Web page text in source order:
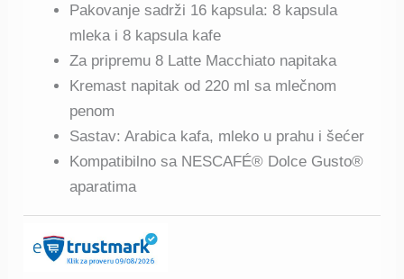
od 5 na
osnovu
ocene kupca
Pakovanje sadrži 16 kapsula: 8 kapsula
mleka i 8 kapsula kafe
Za pripremu 8 Latte Macchiato napitaka
Kremast napitak od 220 ml sa mlečnom
penom
Sastav: Arabica kafa, mleko u prahu i šećer
Kompatibilno sa NESCAFÉ® Dolce Gusto®
aparatima